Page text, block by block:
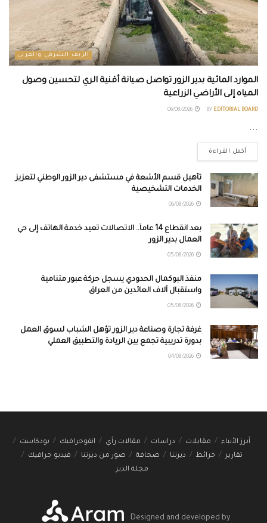
الريف الشرقي والغربي
الموارد المائية بدير الزور تواصل صيانة أقنية الري لتحسين وصول
المياه إلى الأراضي الزراعية
BY EDITORIAL BOARD
...
أكمل القراءة
تأهيل قسم الأشعة في مستشفى دير الزور الوطني لتعزيز
الخدمات التشخيصية
بعد انقطاع 14 عاماً.. الاتصالات تعيد خدمة الهاتف إلى حي
العمال بدير الزور
منفذ البوكمال الحدودي يسجل حركة عبور متنامية
واستقبال آلاف العائدين من العراق
غرفة تجارة وصناعة دير الزور تؤهل الشباب لسوق العمل
بدورة تدريبية تجمع بين الريادة والتطبيق العملي
أبرز الأنباء مقابلات دراسات مقالات رأي انفوجرافيك
بودكاست
تقارير
خرائط ديرتنا صحافة صور من ديرتنا
فيديو جرافيك
مجلة الدير
Designed and developed by